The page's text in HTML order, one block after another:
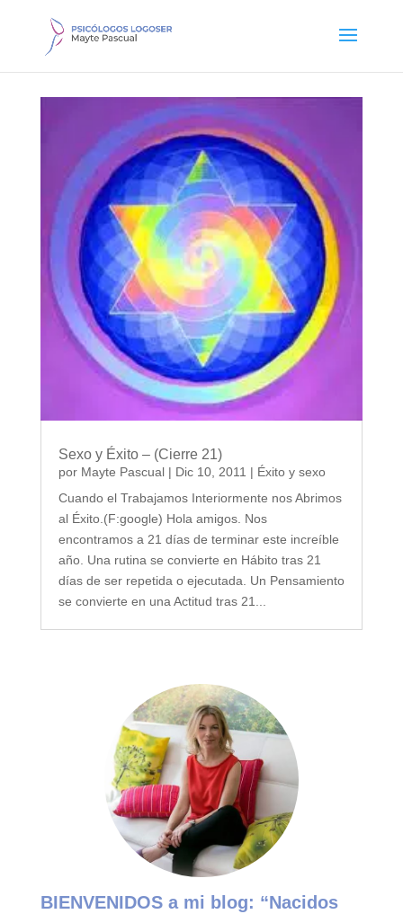
Sexo y Éxito – (Cierre 21)
por Mayte Pascual| Dic 10, 2011 | Éxito y sexo
Cuando el Trabajamos Interiormente nos Abrimos
al Éxito.(F:google) Hola amigos. Nos
encontramos a 21 días de terminar este increíble
año. Una rutina se convierte en Hábito tras 21
días de ser repetida o ejecutada. Un Pensamiento
se convierte en una Actitud tras 21...
BIENVENIDOS a mi blog: “Nacidos